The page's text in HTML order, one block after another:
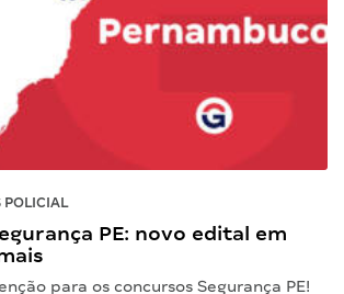
POLICIAL
PE: novo edital em
para os concursos Segurança PE!